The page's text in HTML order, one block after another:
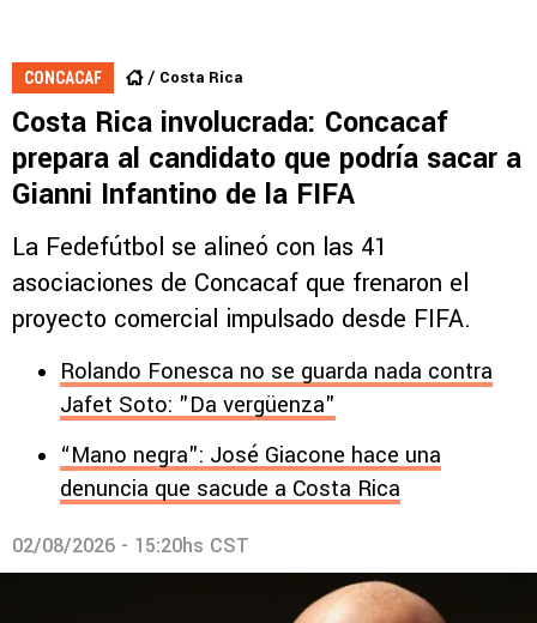
CONCACAF Costa Rica
Costa Rica involucrada: Concacaf
prepara al candidato que podría sacar a
Gianni Infantino de la FIFA
La Fedefútbol se alineó con las 41
asociaciones de Concacaf que frenaron el
proyecto comercial impulsado desde FIFA.
Rolando Fonesca no se guarda nada contra
Jafet Soto: "Da vergüenza"
“Mano negra": José Giacone hace una
denuncia que sacude a Costa Rica
02/08/2026 - 15:20hs CST